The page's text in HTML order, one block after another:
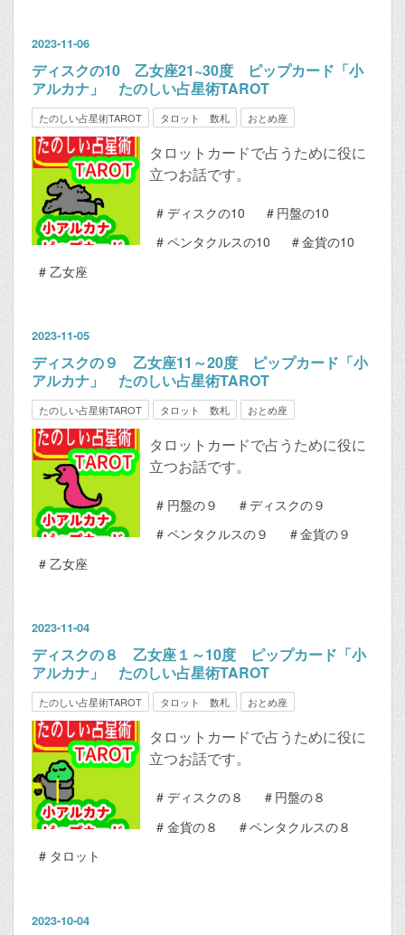
2023-11-06
ディスクの10 乙女座21~30度 ピップカード「小
アルカナ」 たのしい占星術TAROT
たのしい占星術TAROT タロット 数札 おとめ座
タロットカードで占うために役に
立つお話です。
# ディスクの10 # 円盤の10
# ペンタクルスの10 #金貨の10
# 乙女座
2023-11-05
ディスクの９ 乙女座11～20度 ピップカード「小
アルカナ」 たのしい占星術TAROT
たのしい占星術TAROT タロット 数札 おとめ座
タロットカードで占うために役に
立つお話です。
# 円盤の９ #ディスクの９
# ペンタクルスの９ #金貨の９
# 乙女座
2023-11-04
ディスクの８ 乙女座１～10度 ピップカード「小
アルカナ」 たのしい占星術TAROT
たのしい占星術TAROT タロット 数札 おとめ座
タロットカードで占うために役に
立つお話です。
# ディスクの８ # 円盤の８
# 金貨の８ #ペンタクルスの８
# タロット
2023-10-04